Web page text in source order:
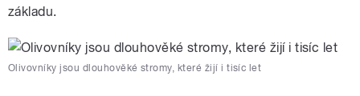
základu.
Olivovníky jsou dlouhověké stromy, které žijí i tisíc let